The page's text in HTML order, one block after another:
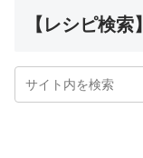
【レシピ検索】